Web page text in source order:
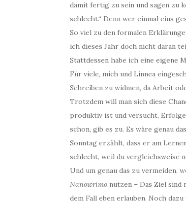
damit fertig zu sein und sagen zu
schlecht.“ Denn wer einmal eins
So viel zu den formalen
ich dieses Jahr doch nicht daran
Stattdessen habe ich eine eigene
Für viele, mich und Linnea
Schreiben zu widmen, da Arbeit
Trotzdem will man sich diese
produktiv ist und versucht,
schon, gib es zu. Es wäre genau
Sonntag erzählt, dass er am
schlecht, weil du vergleichsweise
Und um genau das zu vermeiden,
Nanowrimo nutzen – Das Ziel
dem Fall eben erlauben. Noch